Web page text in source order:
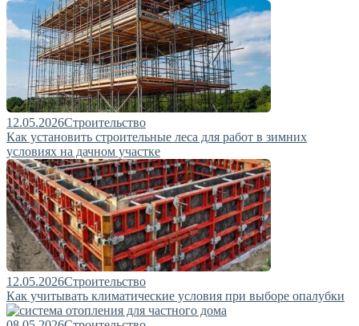
12.05.2026Строительство
Как установить строительные леса для работ в зимних
условиях на дачном участке
12.05.2026Строительство
Как учитывать климатические условия при выборе опалубки